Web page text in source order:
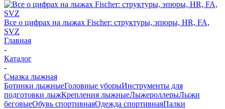
Все о цифрах на лыжах Fischer: структуры, эпюры, HR, FA,
SVZ
Главная
-
Каталог
-
Смазка лыжная
Ботинки лыжныеГоловные уборыИнструменты для
подготовки лыжКрепления лыжныеЛыжероллерыЛыжи
беговыеОбувь спортивнаяОдежда спортивнаяПалки